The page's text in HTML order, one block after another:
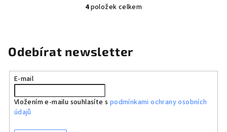
O
á
d
a
p
4položek celkem
Odebírat newsletter
E-mail
Vložením e-mailu souhlasíte s podmínkami ochrany osobních
údajů